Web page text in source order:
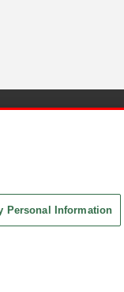
Personal Information